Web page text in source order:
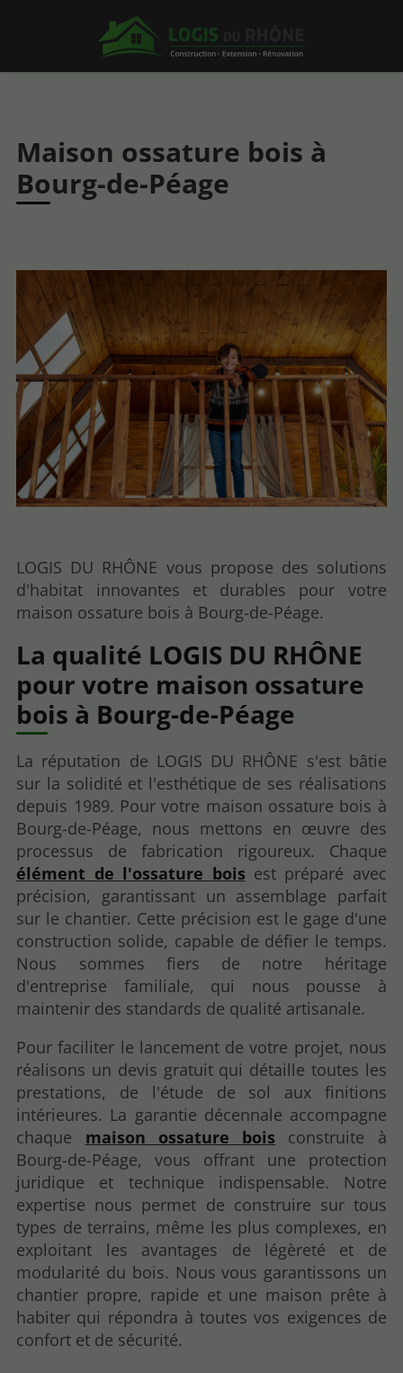
Maison ossature bois à
Bourg-de-Péage
LOGIS DU RHÔNE vous propose des solutions
d'habitat innovantes et durables pour votre
maison ossature bois à Bourg-de-Péage.
La qualité LOGIS DU RHÔNE
pour votre maison ossature
bois à Bourg-de-Péage
La réputation de LOGIS DU RHÔNE s'est bâtie
sur la solidité et l'esthétique de ses réalisations
depuis 1989. Pour votre maison ossature bois à
Bourg-de-Péage, nous mettons en œuvre des
processus de fabrication rigoureux. Chaque
élément de l'ossature bois est préparé avec
précision, garantissant un assemblage parfait
sur le chantier. Cette précision est le gage d'une
construction solide, capable de défier le temps.
Nous sommes fiers de notre héritage
d'entreprise familiale, qui nous pousse à
maintenir des standards de qualité artisanale.
Pour faciliter le lancement de votre projet, nous
réalisons un devis gratuit qui détaille toutes les
prestations, de l'étude de sol aux finitions
intérieures. La garantie décennale accompagne
chaque maison ossature bois construite à
Bourg-de-Péage, vous offrant une protection
juridique et technique indispensable. Notre
expertise nous permet de construire sur tous
types de terrains, même les plus complexes, en
exploitant les avantages de légèreté et de
modularité du bois. Nous vous garantissons un
chantier propre, rapide et une maison prête à
habiter qui répondra à toutes vos exigences de
confort et de sécurité.